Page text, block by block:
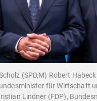
(SPD,M) Robert
für Wirtschaft
Lindner (FDP),